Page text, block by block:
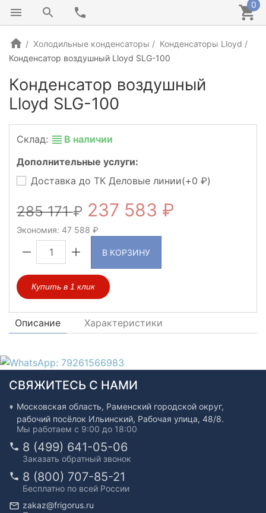
0
Холодильные конденсаторы
Конденсаторы Lloyd
Конденсатор воздушный Lloyd SLG-100
Конденсатор воздушный
Lloyd SLG-100
Склад:
В наличии
Дополнительные услуги:
Доставка до ТК Деловые линии(+0 )
285 171 237 583
Экономия: 47 588
В КОРЗИНУ
Купить в 1 клик
Описание Характеристики
СВЯЖИТЕСЬ С НАМИ
Московская область, Раменский городской округ,
рабочий посёлок Ильинский, Рабочая улица, 48/8.
Мы работаем с 9:00 до 18:00
8 (499) 641-05-06
Заказать обратный звонок
8 (800) 707-85-21
Бесплатно по всей России
zakaz@frigorus.ru